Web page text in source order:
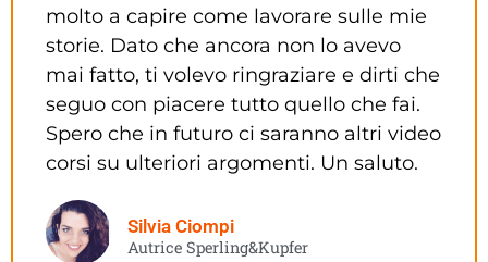
molto a capire come lavorare sulle mie
storie. Dato che ancora non lo avevo
mai fatto, ti volevo ringraziare e dirti che
seguo con piacere tutto quello che fai.
Spero che in futuro ci saranno altri video
corsi su ulteriori argomenti. Un saluto.
Silvia Ciompi
Autrice Sperling&Kupfer